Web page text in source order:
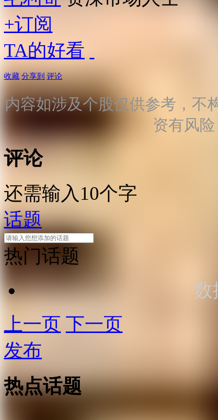
+订阅
TA的好看
收藏 分享到 评论
内容如涉及个股仅供参考，不
资有风
评论
还需输入10个字
话题
热门话题
数
上一页 下一页
发布
热点话题